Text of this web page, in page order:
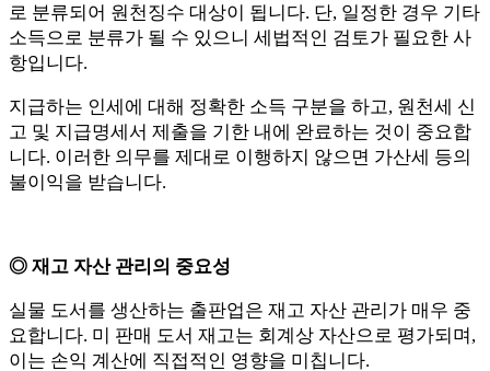
로 분류되어 원천징수 대상이 됩니다. 단, 일정한 경우 기타
소득으로 분류가 될 수 있으니 세법적인 검토가 필요한 사
항입니다.
지급하는 인세에 대해 정확한 소득 구분을 하고, 원천세 신
고 및 지급명세서 제출을 기한 내에 완료하는 것이 중요합
니다. 이러한 의무를 제대로 이행하지 않으면 가산세 등의
불이익을 받습니다.
◎ 재고 자산 관리의 중요성
실물 도서를 생산하는 출판업은 재고 자산 관리가 매우 중
요합니다. 미 판매 도서 재고는 회계상 자산으로 평가되며,
이는 손익 계산에 직접적인 영향을 미칩니다.